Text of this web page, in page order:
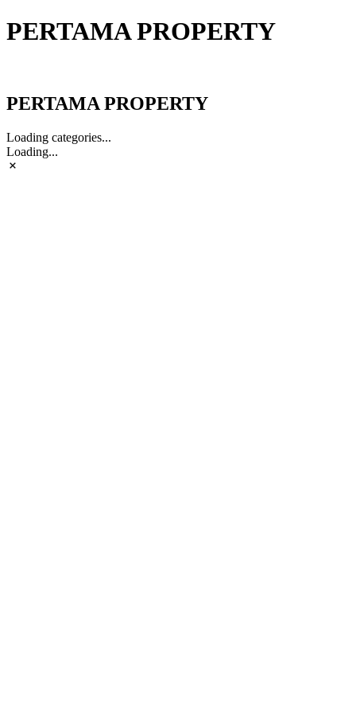
PERTAMA PROPERTY
PERTAMA PROPERTY
Loading categories...
Loading...